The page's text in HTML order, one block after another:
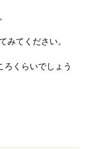
みてください。
くらいでしょう